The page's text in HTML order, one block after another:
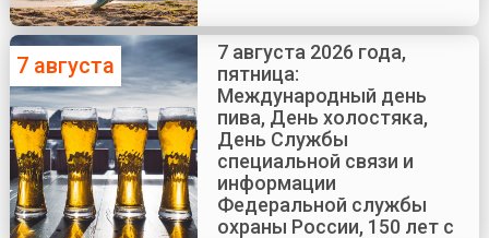
7 августа
7 августа 2026 года,
пятница:
Международный день
пива, День холостяка,
День Службы
специальной связи и
информации
Федеральной службы
охраны России, 150 лет с